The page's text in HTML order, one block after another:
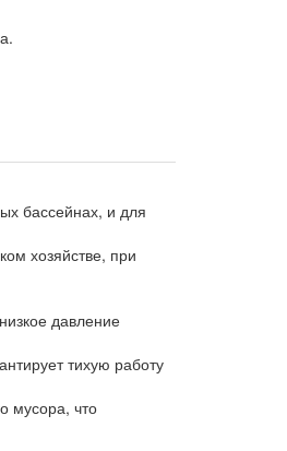
бассейнах, и для
хозяйстве, при
давление
тихую работу
мусора, что